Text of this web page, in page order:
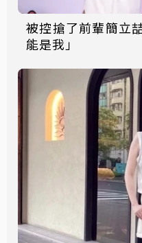
被控搶了前輩簡立喆獨家訪
能是我」